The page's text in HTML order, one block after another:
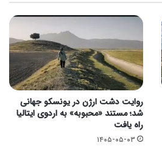
روایت دشت ارژن در یونسکو جهانی
شد؛ مستند «محبوبه» به اردوی ایتالیا
راه یافت
۱۴۰۵-۰۵-۰۳